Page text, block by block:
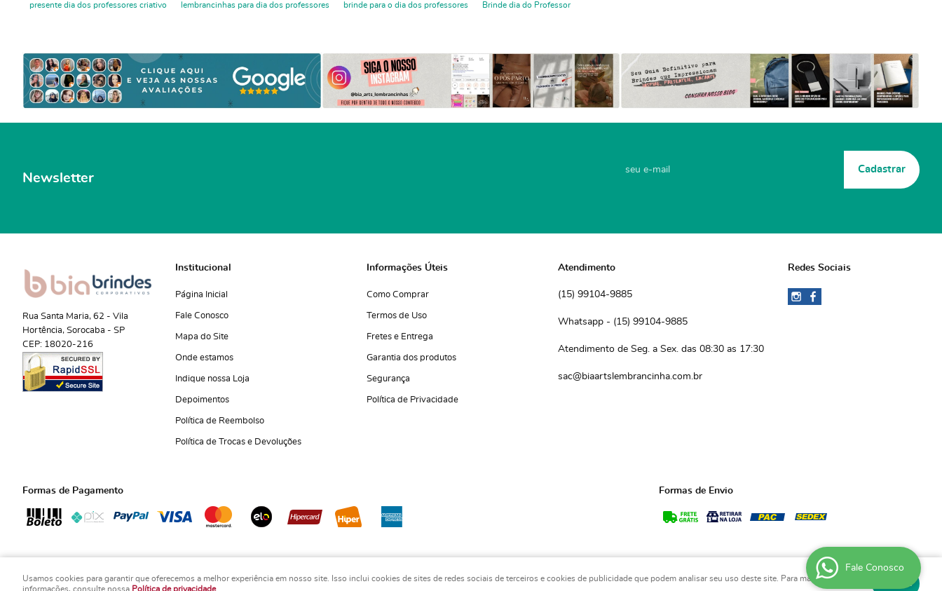
presente dia dos professores criativo lembrancinhas para dia dos professores brinde para o dia dos professores Brinde dia do Professor
Newsletter
Cadastrar
Rua Santa Maria, 62 - Vila
Hortência, Sorocaba - SP
CEP: 18020-216
Institucional
Página Inicial
Fale Conosco
Mapa do Site
Onde estamos
Indique nossa Loja
Depoimentos
Política de Reembolso
Política de Trocas e Devoluções
Informações Úteis
Como Comprar
Termos de Uso
Fretes e Entrega
Garantia dos produtos
Segurança
Política de Privacidade
Atendimento
(15) 99104-9885
(15) 99104-9885
Atendimento de Seg. a Sex. das 08:30 as 17:30
sac@biaartslembrancinha.com.br
Redes Sociais
Formas de Pagamento Formas de Envio
Copyright Bia Art's Lembrancinhas - 2026 - Todos os direitos reservados. LOJA VIRTUAL CRIADA POR
Usamos cookies para garantir que oferecemos a melhor experiência em nosso site. Isso inclui cookies de sites de redes sociais de terceiros e cookies de publicidade que podem analisar seu uso deste site. Para mais
informações, consulte nossa Política de privacidade.
Entendi
Fale Conosco